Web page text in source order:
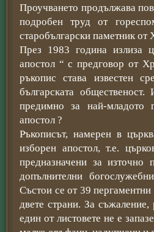
Проучването продължава
подробен труд от
старобългарски паметник
През 1983 година излиза
апостол “ с предговор от
ръкопис става известен
българската
предимно за най-младото
апостол ?
Ръкописът, намерен в
изборен апостол, т.е.
предназначени за източно
допълнителни
Състои се от 39 пергаментни
двете страни. За
един от листовете не е